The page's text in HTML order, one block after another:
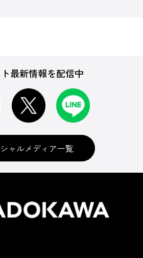
最新情報を配信中
ャルメディア一覧